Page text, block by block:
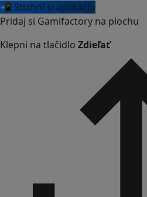
📲 Stiahni si aplikáciu
Pridaj si Gamifactory na plochu
Klepni na tlačidlo Zdieľať